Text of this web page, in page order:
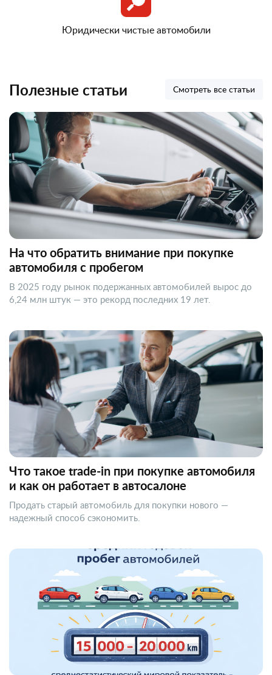
Юридически чистые автомобили
Полезные статьи Смотреть все статьи
На что обратить внимание при покупке
автомобиля с пробегом
В 2025 году рынок подержанных автомобилей вырос до
6,24 млн штук — это рекорд последних 19 лет.
Что такое trade-in при покупке автомобиля
и как он работает в автосалоне
Продать старый автомобиль для покупки нового —
надежный способ сэкономить.